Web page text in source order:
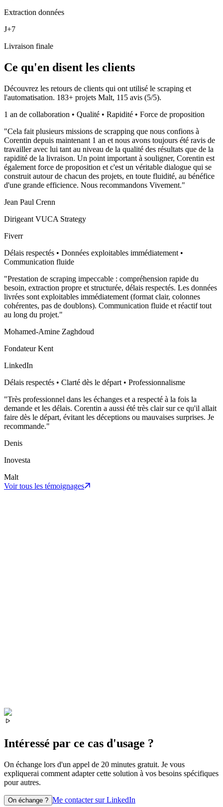
Extraction données
J+7
Livraison finale
Ce qu'en disent les clients
Découvrez les retours de clients qui ont utilisé le scraping et
l'automatisation. 183+ projets Malt, 115 avis (5/5).
1 an de collaboration • Qualité • Rapidité • Force de proposition
"Cela fait plusieurs missions de scrapping que nous confions à
Corentin depuis maintenant 1 an et nous avons toujours été ravis de
travailler avec lui tant au niveau de la qualité des résultats que de la
rapidité de la livraison. Un point important à souligner, Corentin est
également force de proposition et c'est un véritable dialogue qui se
construit autour de chacun des projets, en toute fluidité, au bénéfice
d'une grande efficience. Nous recommandons Vivement."
Jean Paul Crenn
Dirigeant VUCA Strategy
Fiverr
Délais respectés • Données exploitables immédiatement •
Communication fluide
"Prestation de scraping impeccable : compréhension rapide du
besoin, extraction propre et structurée, délais respectés. Les données
livrées sont exploitables immédiatement (format clair, colonnes
cohérentes, pas de doublons). Communication fluide et réactif tout
au long du projet."
Mohamed-Amine Zaghdoud
Fondateur Kent
LinkedIn
Délais respectés • Clarté dès le départ • Professionnalisme
"Très professionnel dans les échanges et a respecté à la fois la
demande et les délais. Corentin a aussi été très clair sur ce qu'il allait
faire dès le départ, évitant les déceptions ou mauvaises surprises. Je
recommande."
Denis
Inovesta
Malt
Voir tous les témoignages
Intéressé par ce cas d'usage ?
On échange lors d'un appel de 20 minutes gratuit. Je vous
expliquerai comment adapter cette solution à vos besoins spécifiques
pourautres.
On échange ? Me contacter sur LinkedIn